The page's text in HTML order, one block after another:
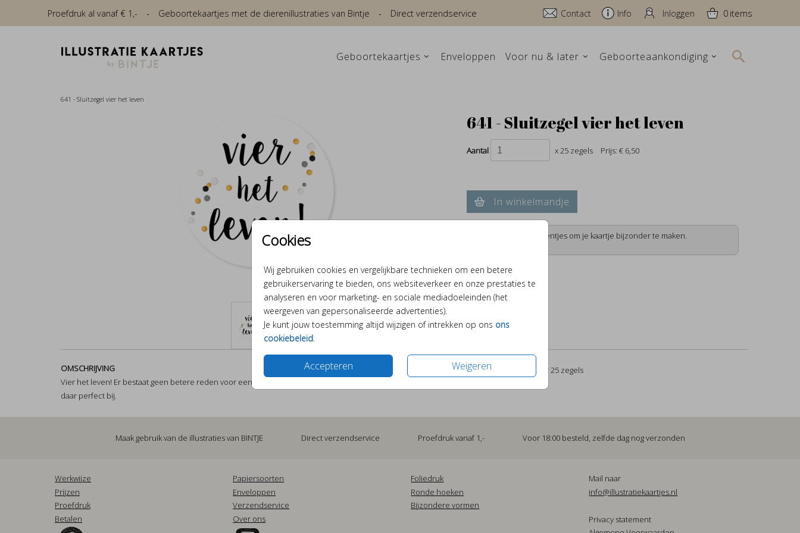
Proefdruk al vanaf € 1,- Geboortekaartjes met de dierenillustraties van Bintje Direct verzendservice Contact Info Inloggen 0
Geboortekaartjes Enveloppen Voor nu & later Geboorteaankondiging
Cookies
Wij gebruiken cookies en vergelijkbare technieken om een betere
gebruikerservaring te bieden, ons websiteverkeer en onze prestaties te
analyseren en voor marketing- en sociale mediadoeleinden (het
weergeven van gepersonaliseerde advertenties).
Je kunt jouw toestemming altijd wijzigen of intrekken op ons ons
cookiebeleid.
Accepteren Weigeren
641 - Sluitzegel vier het leven
641 - Sluitzegel vier het leven
Aantal x 25 zegels Prijs:€ 6,50
In winkelmandje
Verschillende elementjes om je kaartje bijzonder te maken.
OMSCHRIJVING
Vier het leven! Er bestaat geen betere reden voor een feestje. En deze sluitzegel met vrolijke confetti past
daar perfect bij.
Prijs: per 25 zegels
Maak gebruik van de illustraties van BINTJE Direct verzendservice Proefdruk vanaf 1,- Voor 18:00 besteld, zelfde dag nog verzonden
Werkwijze
Prijzen
Proefdruk
Betalen
Papiersoorten
Enveloppen
Verzendservice
Over ons
Foliedruk
Ronde hoeken
Bijzondere vormen
Mail naar
info@illustratiekaartjes.nl
Privacy statement